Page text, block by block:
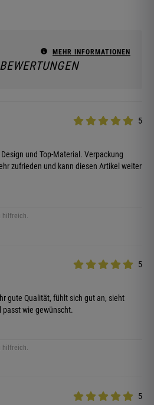
MEHR INFORMATIONEN
5
und Top-Material. Verpackung
zufrieden und kann diesen Artikel weiter
hilfreich.
5
gute Qualität, fühlt sich gut an, sieht
wie gewünscht.
hilfreich.
5